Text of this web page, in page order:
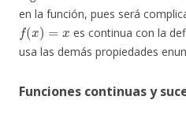
en la función, pues será
f(x )= x
es continua con la
usa las demás propiedades
Funciones continuas y